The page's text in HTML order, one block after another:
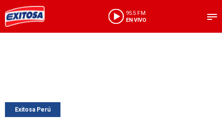
95.5 FM
EN VIVO
Exitosa Perú